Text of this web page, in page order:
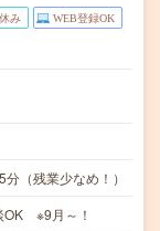
み WEB登録OK
（残業少なめ！）
※9月～！